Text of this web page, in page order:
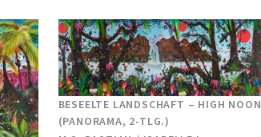
BESEELTE LANDSCHAFT – HIGH NOON
(PANORAMA, 2-TLG.)